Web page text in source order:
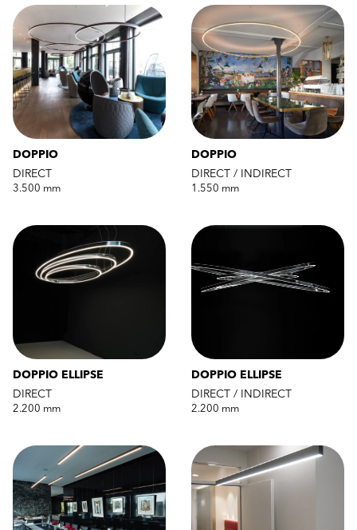
DOPPIO
DIRECT
3.500 mm
DOPPIO
DIRECT / INDIRECT
1.550 mm
DOPPIO ELLIPSE
DIRECT
2.200 mm
DOPPIO ELLIPSE
DIRECT / INDIRECT
2.200 mm